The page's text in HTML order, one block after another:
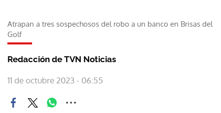
Atrapan a tres sospechosos del robo a un banco en Brisas del
Golf
Redacción de TVN Noticias
11 de octubre 2023 - 06:55